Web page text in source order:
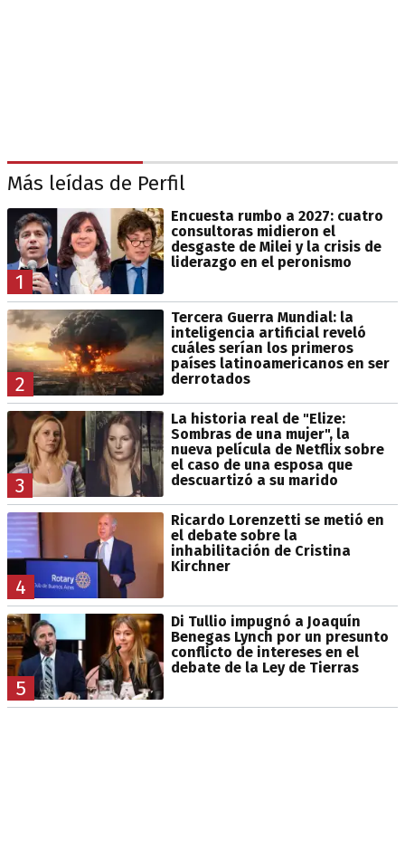
Más leídas de Perfil
1
Encuesta rumbo a 2027: cuatro
consultoras midieron el
desgaste de Milei y la crisis de
liderazgo en el peronismo
2
Tercera Guerra Mundial: la
inteligencia artificial reveló
cuáles serían los primeros
países latinoamericanos en ser
derrotados
3
La historia real de "Elize:
Sombras de una mujer", la
nueva película de Netflix sobre
el caso de una esposa que
descuartizó a su marido
4
Ricardo Lorenzetti se metió en
el debate sobre la
inhabilitación de Cristina
Kirchner
5
Di Tullio impugnó a Joaquín
Benegas Lynch por un presunto
conflicto de intereses en el
debate de la Ley de Tierras